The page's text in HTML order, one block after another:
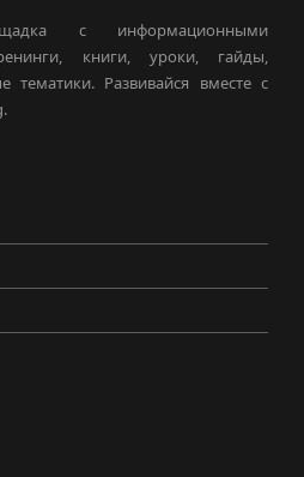
с информационными
книги, уроки, гайды,
тематики. Развивайся вместе с